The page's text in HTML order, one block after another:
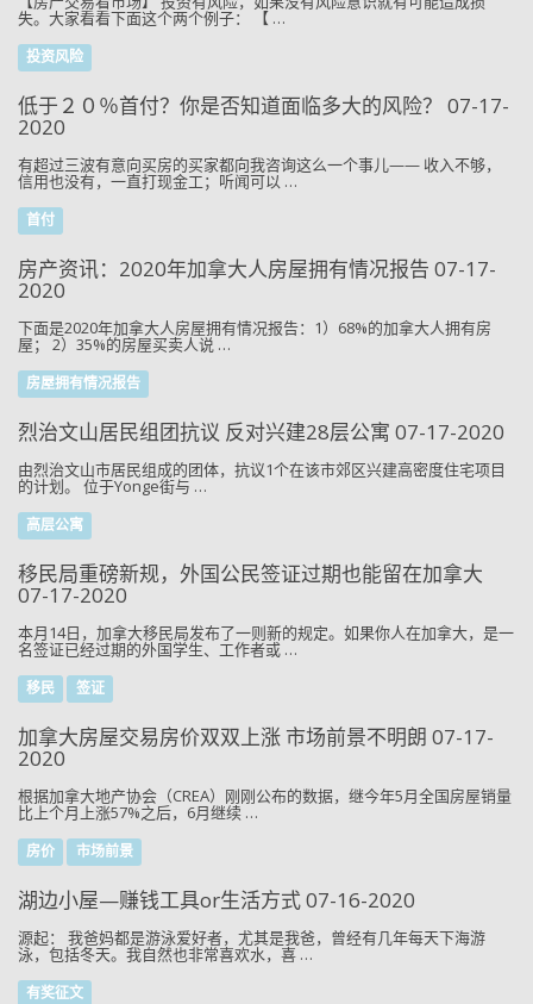
失。大家看看下面这个两个例子： 【 …
投资风险
低于２０％首付？你是否知道面临多大的风险？ 07-17-
2020
有超过三波有意向买房的买家都向我咨询这么一个事儿—— 收入不够，
信用也没有，一直打现金工；听闻可以 …
首付
房产资讯：2020年加拿大人房屋拥有情况报告 07-17-
2020
下面是2020年加拿大人房屋拥有情况报告：1）68%的加拿大人拥有房
屋； 2）35%的房屋买卖人说 …
房屋拥有情况报告
烈治文山居民组团抗议 反对兴建28层公寓 07-17-2020
由烈治文山市居民组成的团体，抗议1个在该市郊区兴建高密度住宅项目
的计划。 位于Yonge街与 …
高层公寓
移民局重磅新规，外国公民签证过期也能留在加拿大
07-17-2020
本月14日，加拿大移民局发布了一则新的规定。如果你人在加拿大，是一
名签证已经过期的外国学生、工作者或 …
移民 签证
加拿大房屋交易房价双双上涨 市场前景不明朗 07-17-
2020
根据加拿大地产协会（CREA）刚刚公布的数据，继今年5月全国房屋销量
比上个月上涨57%之后，6月继续 …
房价 市场前景
湖边小屋—赚钱工具or生活方式 07-16-2020
源起： 我爸妈都是游泳爱好者，尤其是我爸，曾经有几年每天下海游
泳，包括冬天。我自然也非常喜欢水，喜 …
有奖征文